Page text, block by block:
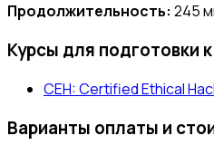
Продолжительность: 245
Курсы для подготовки
CEH: Certified Ethical
Варианты оплаты и